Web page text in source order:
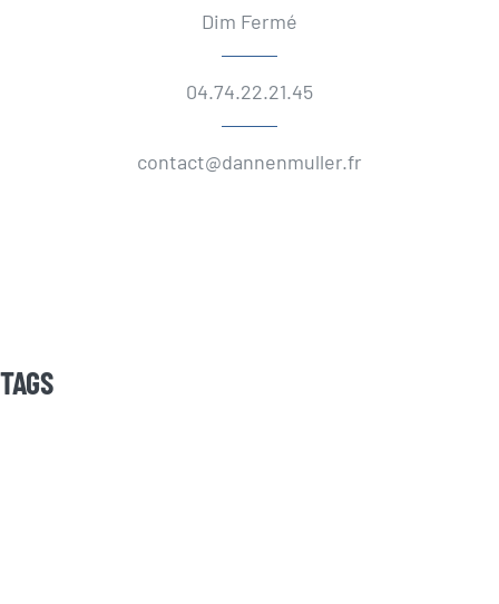
Dim Fermé
04.74.22.21.45
contact@dannenmuller.fr
TAGS